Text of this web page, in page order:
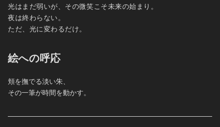
光はまだ弱いが、その微笑こそ未来の始まり。
夜は終わらない。
ただ、光に変わるだけ。
絵への呼応
頬を撫でる淡い朱、
その一筆が時間を動かす。